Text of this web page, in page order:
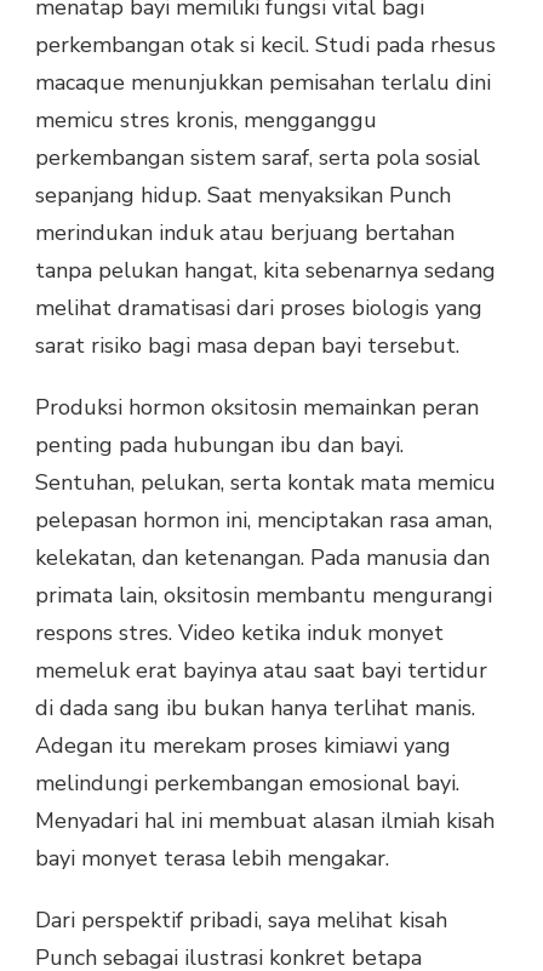
menatap bayi memiliki fungsi vital bagi
perkembangan otak si kecil. Studi pada rhesus
macaque menunjukkan pemisahan terlalu dini
memicu stres kronis, mengganggu
perkembangan sistem saraf, serta pola sosial
sepanjang hidup. Saat menyaksikan Punch
merindukan induk atau berjuang bertahan
tanpa pelukan hangat, kita sebenarnya sedang
melihat dramatisasi dari proses biologis yang
sarat risiko bagi masa depan bayi tersebut.
Produksi hormon oksitosin memainkan peran
penting pada hubungan ibu dan bayi.
Sentuhan, pelukan, serta kontak mata memicu
pelepasan hormon ini, menciptakan rasa aman,
kelekatan, dan ketenangan. Pada manusia dan
primata lain, oksitosin membantu mengurangi
respons stres. Video ketika induk monyet
memeluk erat bayinya atau saat bayi tertidur
di dada sang ibu bukan hanya terlihat manis.
Adegan itu merekam proses kimiawi yang
melindungi perkembangan emosional bayi.
Menyadari hal ini membuat alasan ilmiah kisah
bayi monyet terasa lebih mengakar.
Dari perspektif pribadi, saya melihat kisah
Punch sebagai ilustrasi konkret betapa